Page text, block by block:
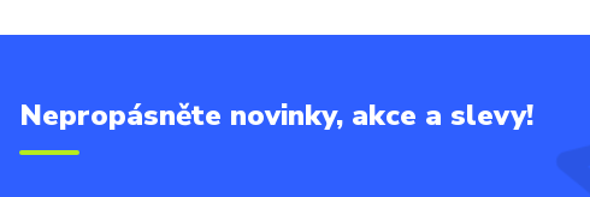
Nepropásněte novinky, akce a slevy!